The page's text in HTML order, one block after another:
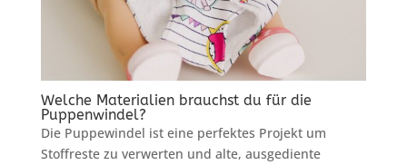
Welche Materialien brauchst du für die
Puppenwindel?
Die Puppewindel ist eine perfektes Projekt um
Stoffreste zu verwerten und alte, ausgediente